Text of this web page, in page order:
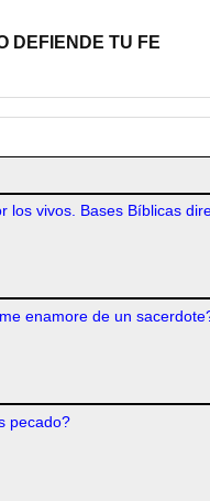
DEFIENDE TU FE
los vivos. Bases Bíblicas
enamore de un
pecado?